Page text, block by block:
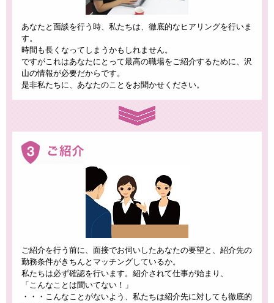
あなたと面談を行う時、私たちは、徹底的なヒアリングを行いま
す。
時間も長くなってしまうかもしれません。
ですがこれはあなたにとって最高の職場をご紹介するために、沢
山の情報が必要だからです。
是非私たちに、あなたのことをお聞かせください。
ご紹介を行う前に、面接でお伺いしたあなたの要望と、紹介先の
勤務条件がきちんとマッチングしているか。
私たちは必ず確認を行います。紹介されて仕事が始まり、
「こんなことは聞いてない！」
・・・こんなことがないよう、私たちは紹介先に対しても徹底的